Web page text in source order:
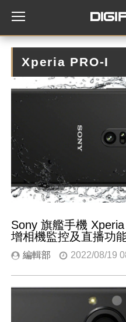
Xperia PRO-I
Sony 旗艦手機
增相機監控及直播功
編輯部 2022/08/19